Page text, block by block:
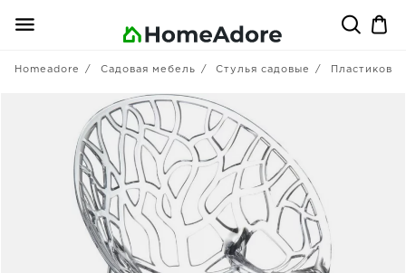
Homeadore Садовая мебель Стулья садовые